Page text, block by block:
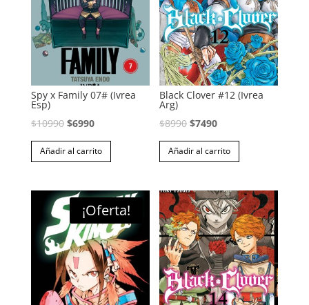
Spy x Family 07# (Ivrea
Esp)
$10990 El
precio
original
$10990.
$6990El
precio
actual
$6990.
Añadir al carrito
Black Clover #12 (Ivrea
Arg)
$8990 El
precio
original
$8990.
$7490El
precio
actual
$7490.
Añadir al carrito
¡Oferta!